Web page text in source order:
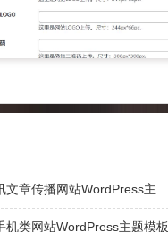
棕色古典孝文化资讯文章传播网站WordPress主题下载
机类网站WordPress主题模板